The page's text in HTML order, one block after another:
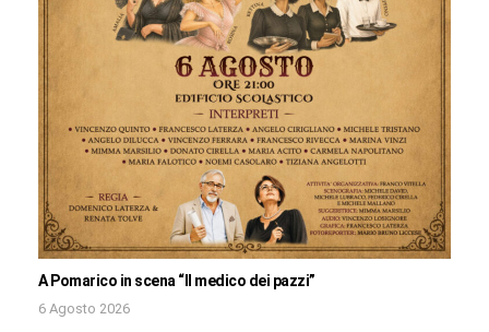
A Pomarico in scena “Il medico dei pazzi”
6 Agosto 2026